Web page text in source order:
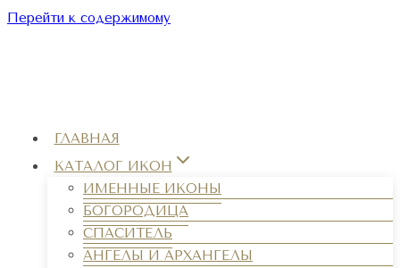
Перейти к содержимому
ГЛАВНАЯ
КАТАЛОГ ИКОН
ИМЕННЫЕ ИКОНЫ
БОГОРОДИЦА
СПАСИТЕЛЬ
АНГЕЛЫ И АРХАНГЕЛЫ